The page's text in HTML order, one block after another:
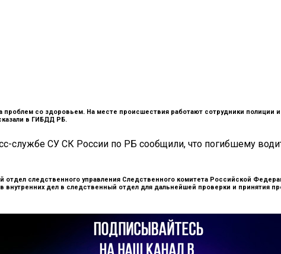
со здоровьем. На месте происшествия работают сотрудники полиции
в ГИБДД РБ.
службе СУ СК России по РБ сообщили, что погибшему
следственного управления Следственного комитета Российской
внутренних дел в следственный отдел для дальнейшей проверки и принятия